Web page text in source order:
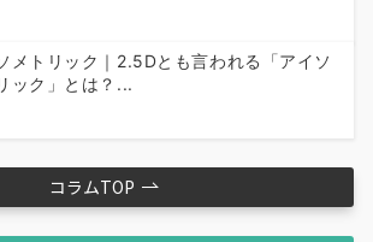
メトリック｜2.5Dとも言われる「アイソ
ック」とは？...
コラムTOP